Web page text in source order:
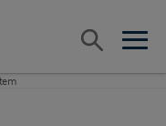
open
open